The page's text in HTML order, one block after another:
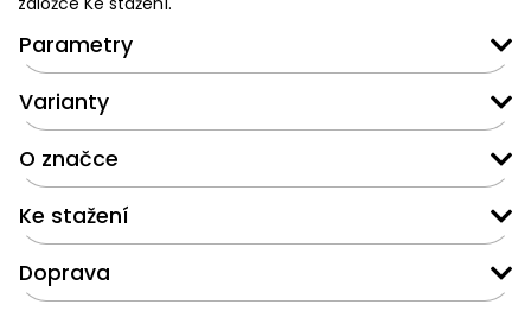
Parametry
Varianty
O značce
Ke stažení
Doprava